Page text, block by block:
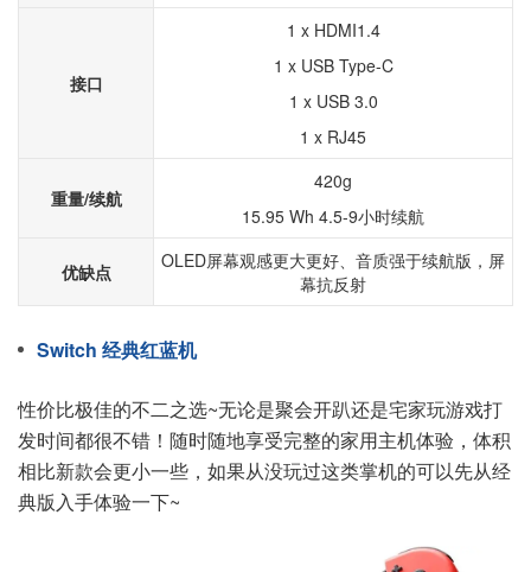
接口
1 x HDMI1.4
1 x USB Type-C
1 x USB 3.0
1 x RJ45
重量/续航
420g
15.95 Wh 4.5-9小时续航
优缺点
OLED屏幕观感更大更好、音质强于续航版，屏
幕抗反射
Switch 经典红蓝机
性价比极佳的不二之选~无论是聚会开趴还是宅家玩游戏打
发时间都很不错！随时随地享受完整的家用主机体验，体积
相比新款会更小一些，如果从没玩过这类掌机的可以先从经
典版入手体验一下~